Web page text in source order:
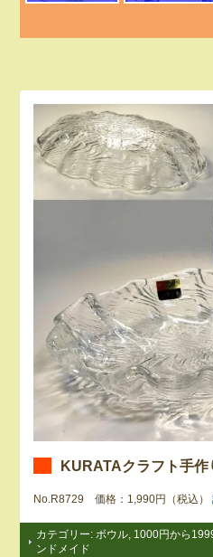
KURATAクラフト手作
No.R8729 価格：1,990円（税込）
カテゴリー: ボウル 1000円から
ンドメイド